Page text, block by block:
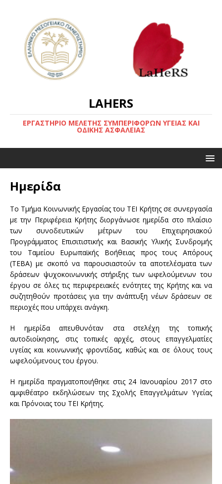
LAHERS
ΕΡΓΑΣΤΗΡΙΟ ΜΕΛΕΤΗΣ ΣΥΜΠΕΡΙΦΟΡΩΝ ΥΓΕΙΑΣ ΚΑΙ
ΟΔΙΚΗΣ ΑΣΦΑΛΕΙΑΣ
Ημερίδα
Το Τμήμα Κοινωνικής Εργασίας του ΤΕΙ Κρήτης σε συνεργασία
με την Περιφέρεια Κρήτης διοργάνωσε ημερίδα στο πλαίσιο
των συνοδευτικών μέτρων του Επιχειρησιακού
Προγράμματος Επισιτιστικής και Βασικής Υλικής Συνδρομής
του Ταμείου Ευρωπαϊκής Βοήθειας προς τους Απόρους
(ΤΕΒΑ) με σκοπό να παρουσιαστούν τα αποτελέσματα των
δράσεων ψυχοκοινωνικής στήριξης των ωφελούμενων του
έργου σε όλες τις περιφερειακές ενότητες της Κρήτης και να
συζητηθούν προτάσεις για την ανάπτυξη νέων δράσεων σε
περιοχές που υπάρχει ανάγκη.
Η ημερίδα απευθυνόταν στα στελέχη της τοπικής
αυτοδιοίκησης, στις τοπικές αρχές, στους επαγγελματίες
υγείας και κοινωνικής φροντίδας, καθώς και σε όλους τους
ωφελούμενους του έργου.
Η ημερίδα πραγματοποιήθηκε στις 24 Ιανουαρίου 2017 στο
αμφιθέατρο εκδηλώσεων της Σχολής Επαγγελμάτων Υγείας
και Πρόνοιας του ΤΕΙ Κρήτης.